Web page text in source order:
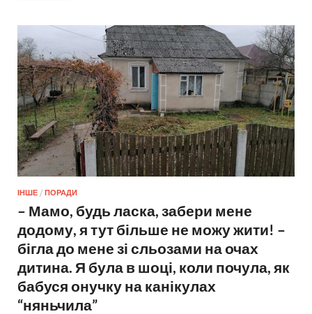
ІНШЕ / ПОРАДИ
– Мамо, будь ласка, забери мене
додому, я тут більше не можу жити! –
бігла до мене зі сльозами на очах
дитина. Я була в шоці, коли почула, як
бабуся онучку на канікулах
“няньчила”